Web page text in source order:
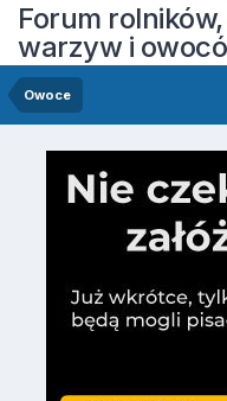
Forum
warzyw i
Owoce